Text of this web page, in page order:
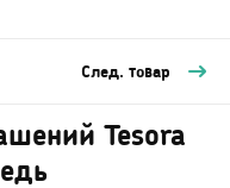
След. товар
Tesora